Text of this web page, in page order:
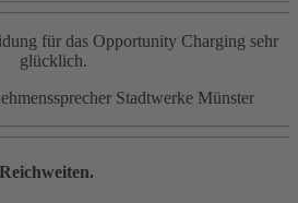
für das Opportunity Charging sehr
glücklich.
Stadtwerke Münster